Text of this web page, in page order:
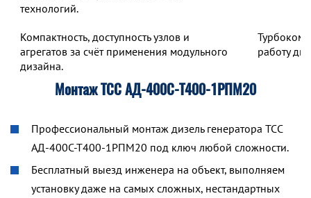
технологий.
Компактность, доступность узлов и
агрегатов за счёт применения модульного
дизайна.
работу
Монтаж ТСС АД-400С-Т400-1РПМ20
Профессиональный монтаж дизель генератора ТСС
АД-400С-Т400-1РПМ20 под ключ любой сложности.
Бесплатный выезд инженера на объект, выполняем
установку даже на самых сложных, нестандартных